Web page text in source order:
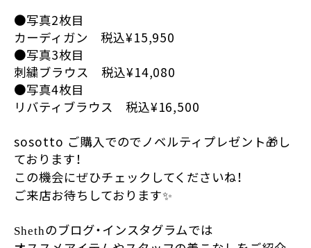
●写真2枚目
カーディガン 税込¥15,950
●写真3枚目
刺繍ブラウス 税込¥14,080
●写真4枚目
リバティブラウス 税込¥16,500
sosotto ご購入でのでノベルティプレゼント🎁し
ております！
この機会にぜひチェックしてくださいね！
ご来店お待ちしております✨
Shethのブログ・インスタグラムでは